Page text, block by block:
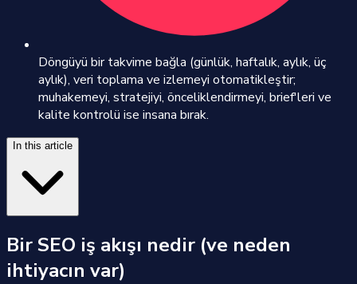
Döngüyü bir takvime bağla (günlük, haftalık, aylık, üç
aylık), veri toplama ve izlemeyi otomatikleştir;
muhakemeyi, stratejiyi, önceliklendirmeyi, brief'leri ve
kalite kontrolü ise insana bırak.
In this article
Bir SEO iş akışı nedir (ve neden
ihtiyacın var)